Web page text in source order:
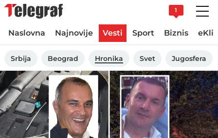
1
Naslovna Najnovije Vesti Sport Biznis
Srbija Beograd Hronika Svet Jugosfera